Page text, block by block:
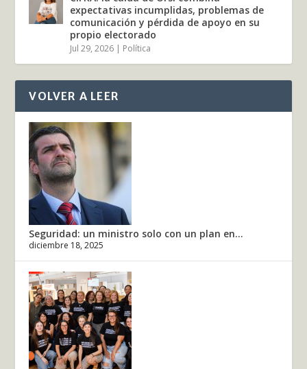
expectativas incumplidas, problemas de
comunicación y pérdida de apoyo en su
propio electorado
Jul 29, 2026 | Política
VOLVER A LEER
Seguridad: un ministro solo con un plan en...
diciembre 18, 2025